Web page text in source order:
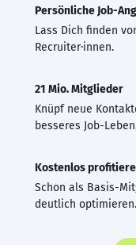
Persönliche Job-
Lass Dich finden
Recruiter·innen.
21 Mio. Mitglieder
Knüpf neue
besseres Job-
Kostenlos
Schon als Basis-
deutlich optimieren.